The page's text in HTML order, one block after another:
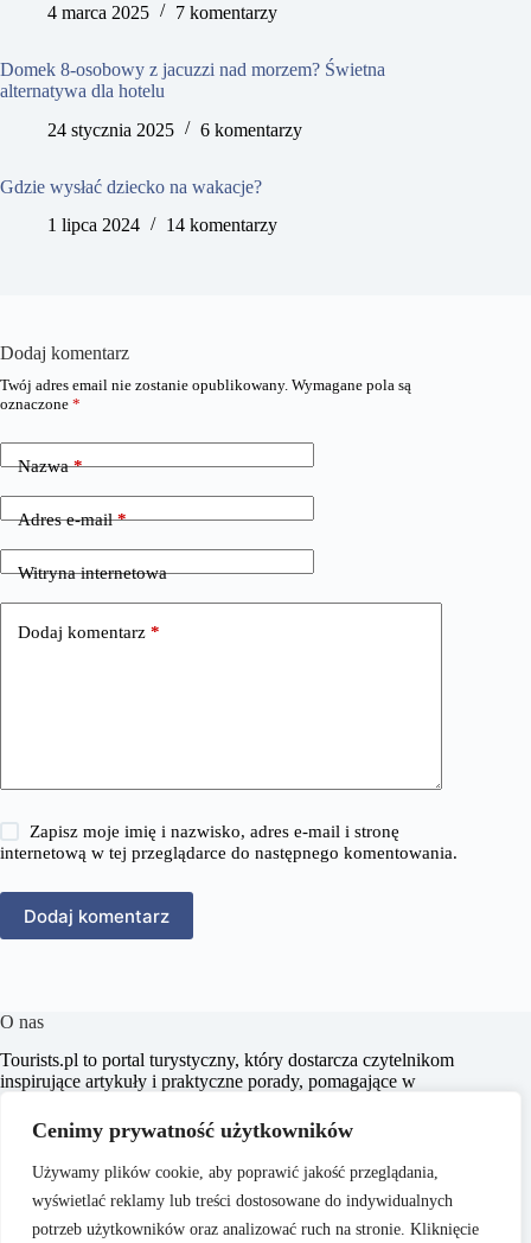
Cenimy prywatność użytkowników
Używamy plików cookie, aby poprawić jakość przeglądania,
wyświetlać reklamy lub treści dostosowane do indywidualnych
potrzeb użytkowników oraz analizować ruch na stronie. Kliknięcie
4 marca 2025
7 komentarzy
Domek 8-osobowy z jacuzzi nad morzem? Świetna
alternatywa dla hotelu
24 stycznia 2025
6 komentarzy
Gdzie wysłać dziecko na wakacje?
1 lipca 2024
14 komentarzy
Dodaj komentarz
Twój adres email nie zostanie opublikowany. Wymagane pola są
oznaczone *
Nazwa*
Adres e-mail*
Witryna internetowa
Dodaj komentarz *
Zapisz moje imię i nazwisko, adres e-mail i stronę
internetową w tej przeglądarce do następnego komentowania.
Dodaj komentarz
O nas
​Tourists.pl to portal turystyczny, który dostarcza czytelnikom
inspirujące artykuły i praktyczne porady, pomagające w
wspieranie pasjonatów turystyki w odkrywaniu nowych
miejsc oraz kultur, dostarczając rzetelnych i aktualnych
informacji.